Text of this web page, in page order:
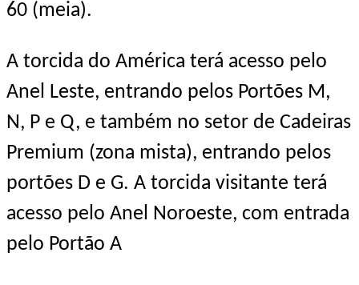
60 (meia).
A torcida do América terá acesso pelo
Anel Leste, entrando pelos Portões M,
N, P e Q, e também no setor de Cadeiras
Premium (zona mista), entrando pelos
portões D e G. A torcida visitante terá
acesso pelo Anel Noroeste, com entrada
pelo Portão A